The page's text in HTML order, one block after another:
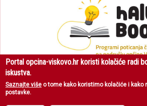
Portal opcina-viskovo.hr koristi kolačiće radi
iskustva.
Saznajte više o tome kako koristimo kolačiće i kako
postavke.